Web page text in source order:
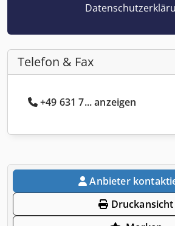
Telefon & Fax
+49 631 7... anzeigen
Anbieter
Druckansicht